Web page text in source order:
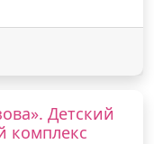
Детский
комплекс